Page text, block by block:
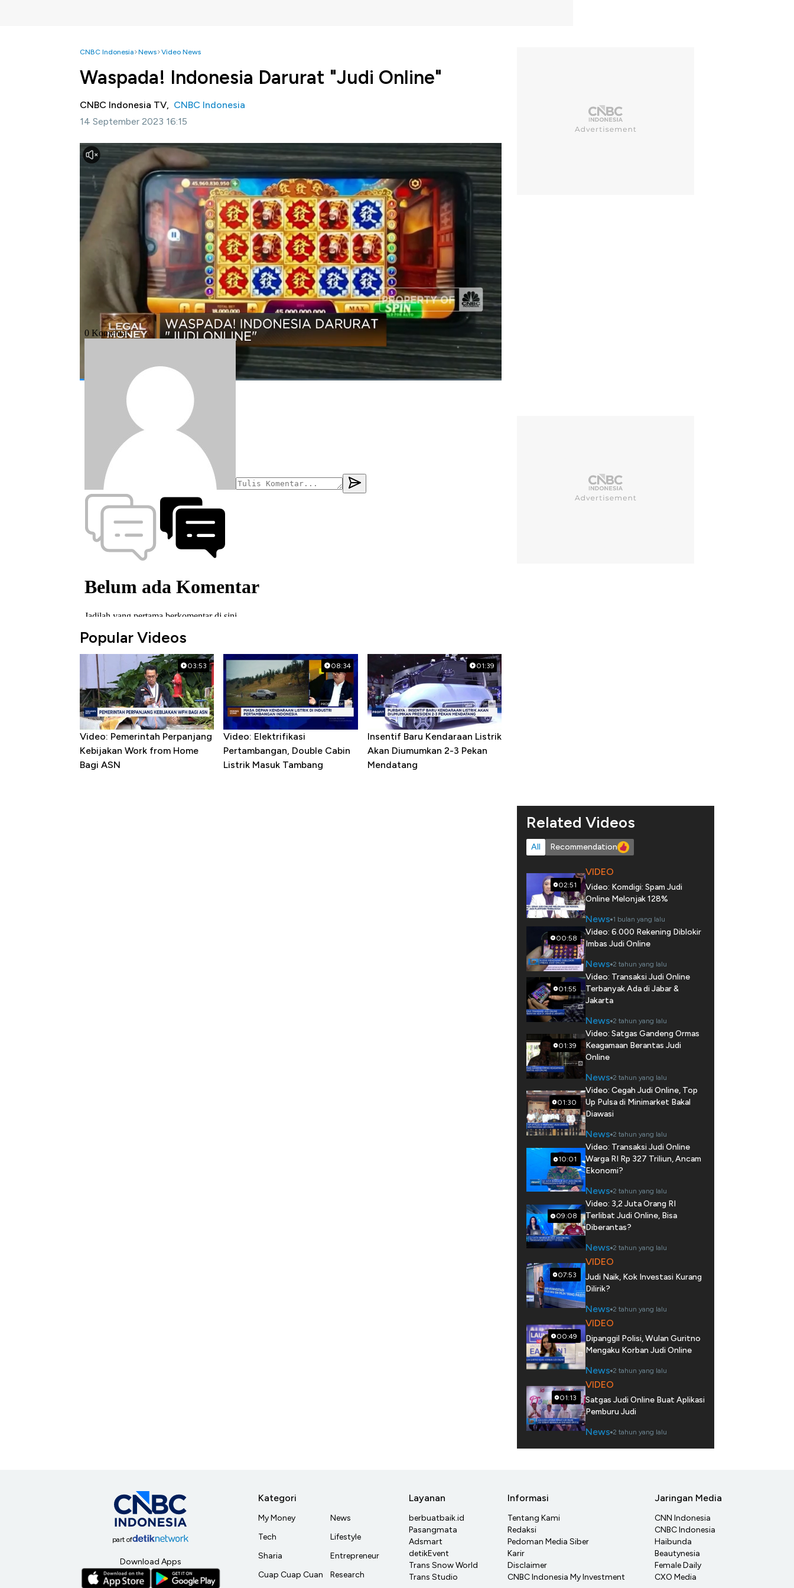
CNBC Indonesia News Video News
Waspada! Indonesia Darurat "Judi Online"
CNBC Indonesia TV, CNBC Indonesia
14 September 2023 16:15
Jakarta, CNBC Indonesia-Saat ini, Indonesia dapat dikatakan tengah darurat judi online. Lalu
seperti apa sebenarnya langkah yang telah dilakukan pemerintah dan langkah apa yang masih dapat
dilakukan untuk memberantas judi online? Simak liputan Jurnalis CNBC Indonesia, Shania Alatas,
selengkapnya dalam program Legal Money, Power Lunch CNBC Indonesia (Kamis, 14/09/2023)
berikut ini.
Bagikan:
#judi online #judi
Popular Videos
03:53
Video: Pemerintah Perpanjang
Kebijakan Work from Home
Bagi ASN
08:34
Video: Elektrifikasi
Pertambangan, Double Cabin
Listrik Masuk Tambang
01:39
Insentif Baru Kendaraan Listrik
Akan Diumumkan 2-3 Pekan
Mendatang
Related Videos
All Recommendation
02:51
VIDEO
Video: Komdigi: Spam Judi
Online Melonjak 128%
News 1 bulan yang lalu
00:58
Video: 6.000 Rekening Diblokir
Imbas Judi Online
News 2 tahun yang lalu
01:55
Video: Transaksi Judi Online
Terbanyak Ada di Jabar &
Jakarta
News 2 tahun yang lalu
01:39
Video: Satgas Gandeng Ormas
Keagamaan Berantas Judi
Online
News 2 tahun yang lalu
01:30
Video: Cegah Judi Online, Top
Up Pulsa di Minimarket Bakal
Diawasi
News 2 tahun yang lalu
10:01
Video: Transaksi Judi Online
Warga RI Rp 327 Triliun, Ancam
Ekonomi?
News 2 tahun yang lalu
09:08
Video: 3,2 Juta Orang RI
Terlibat Judi Online, Bisa
Diberantas?
News 2 tahun yang lalu
07:53
VIDEO
Judi Naik, Kok Investasi Kurang
Dilirik?
News 2 tahun yang lalu
00:49
VIDEO
Dipanggil Polisi, Wulan Guritno
Mengaku Korban Judi Online
News 2 tahun yang lalu
01:13
VIDEO
Satgas Judi Online Buat Aplikasi
Pemburu Judi
News 2 tahun yang lalu
part of
Download Apps
Kategori
My Money
Tech
Sharia
Cuap Cuap Cuan
News
Lifestyle
Entrepreneur
Research
Layanan
berbuatbaik.id
Pasangmata
Adsmart
detikEvent
Trans Snow World
Trans Studio
Informasi
Tentang Kami
Redaksi
Pedoman Media Siber
Karir
Disclaimer
CNBC Indonesia My Investment
Jaringan Media
CNN Indonesia
CNBC Indonesia
Haibunda
Beautynesia
Female Daily
CXO Media